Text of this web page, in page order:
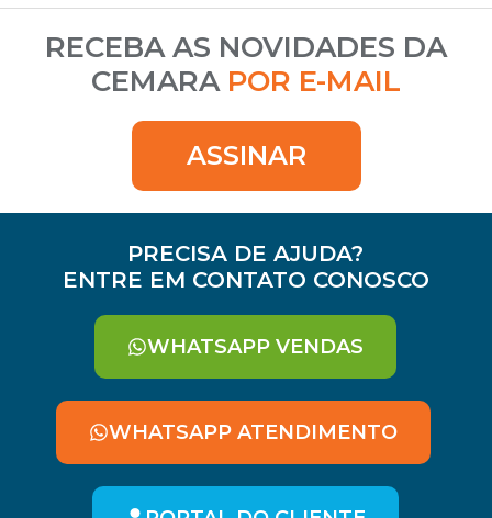
RECEBA AS NOVIDADES DA
CEMARA POR E-MAIL
ASSINAR
PRECISA DE AJUDA?
ENTRE EM CONTATO CONOSCO
WHATSAPP VENDAS
WHATSAPP ATENDIMENTO